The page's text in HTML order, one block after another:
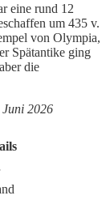
eine rund 12
um 435 v.
von Olympia,
Spätantike ging
die
Juni 2026